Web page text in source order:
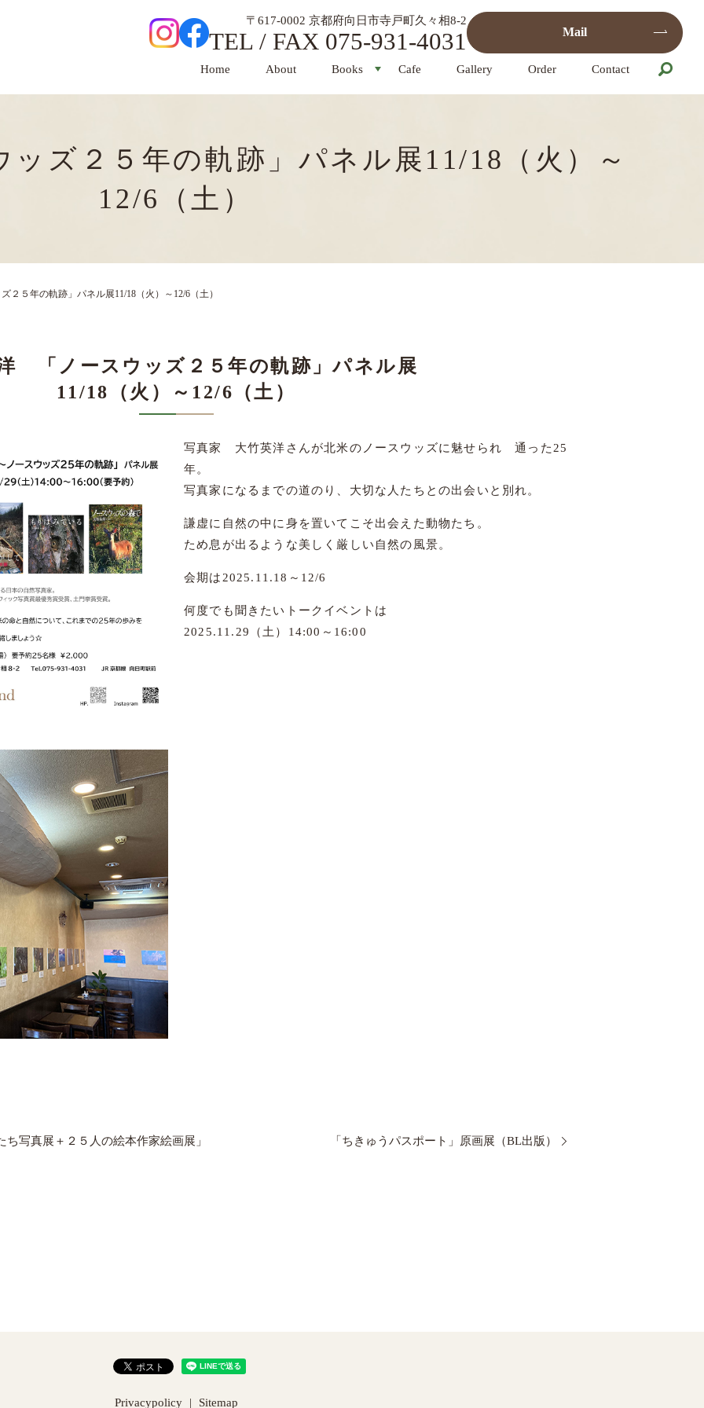
Home About Books Cafe Gallery Order Contact
〒617-0002 京都府向日市寺戸町久々相8-2
TEL / FAX 075-931-4031 Mail
ズ２５年の軌跡」パネル展11/18（火）～
12/6（土）
２５年の軌跡」パネル展11/18（火）～12/6（土）
「ノースウッズ２５年の軌跡」パネル展
11/18（火）～12/6（土）
写真家 大竹英洋さんが北米のノースウッズに魅せられ 通った25
年。
写真家になるまでの道のり、大切な人たちとの出会いと別れ。
謙虚に自然の中に身を置いてこそ出会えた動物たち。
ため息が出るような美しく厳しい自然の風景。
会期は2025.11.18～12/6
何度でも聞きたいトークイベントは
2025.11.29（土）14:00～16:00
写真展＋２５人の絵本作家絵画展」 「ちきゅうパスポート」原画展（BL出版）
Privacypolicy Sitemap